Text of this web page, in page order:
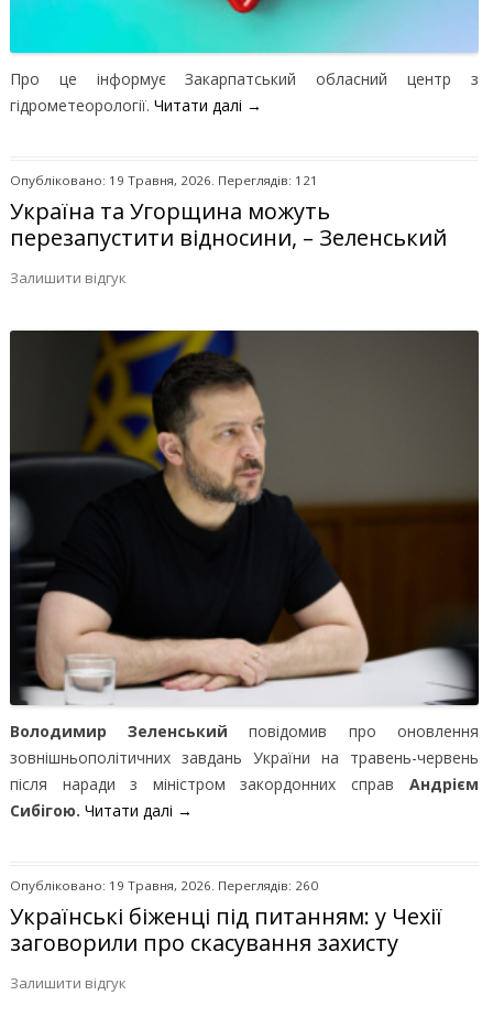
Про це інформує Закарпатський обласний центр з
гідрометеорології. Читати далі →
Опубліковано: 19 Травня, 2026. Переглядів: 121
Україна та Угорщина можуть
перезапустити відносини, – Зеленський
Залишити відгук
Володимир Зеленський повідомив про оновлення
зовнішньополітичних завдань України на травень-червень
після наради з міністром закордонних справ Андрієм
Сибігою. Читати далі →
Опубліковано: 19 Травня, 2026. Переглядів: 260
Українські біженці під питанням: у Чехії
заговорили про скасування захисту
Залишити відгук